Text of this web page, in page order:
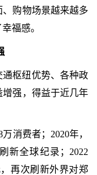
购物场景越来越多
福感。
枢纽优势、各种政
强，得益于近几年
消费者；2020年，
新全球纪录；2022
再次刷新外界对郑